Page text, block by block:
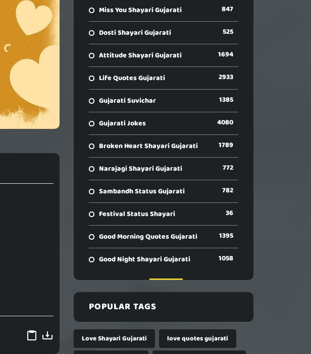
Miss You Shayari Gujarati 847
Dosti Shayari Gujarati 525
Attitude Shayari Gujarati 1694
Life Quotes Gujarati 2933
Gujarati Suvichar 1385
Gujarati Jokes 4080
Broken Heart Shayari Gujarati 1789
Narajagi Shayari Gujarati 772
Sambandh Status Gujarati 782
Festival Status Shayari 36
Good Morning Quotes Gujarati 1395
Good Night Shayari Gujarati 1058
POPULAR TAGS
Love Shayari Gujarati
love quotes gujarati